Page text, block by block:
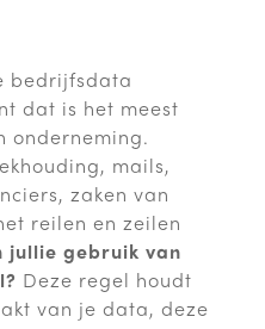
bedrijfsdata
dat is het meest
onderneming.
mails,
zaken van
reilen en zeilen
jullie gebruik van
Deze regel houdt
van je data, deze